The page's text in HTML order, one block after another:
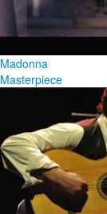
Madonna
Masterpiece